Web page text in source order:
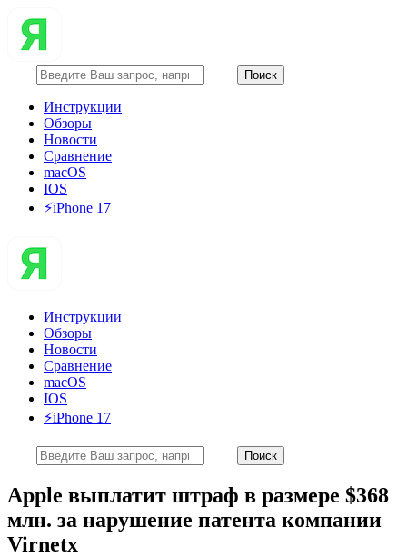
Инструкции
Обзоры
Новости
Сравнение
macOS
IOS
⚡️iPhone 17
Инструкции
Обзоры
Новости
Сравнение
macOS
IOS
⚡️iPhone 17
Apple выплатит штраф в размере $368
млн. за нарушение патента компании
Virnetx